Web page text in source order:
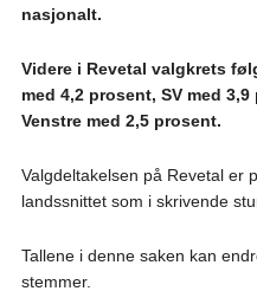
nasjonalt.
Videre i Revetal valgkrets
med 4,2 prosent, SV med
Venstre med 2,5 prosent.
Valgdeltakelsen på Revetal er
landssnittet som i skrivende
Tallene i denne saken kan
stemmer.